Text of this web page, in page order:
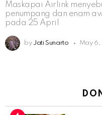
Maskapai Airlink
penumpang dan enam
pada 25 April
by Jati Sunarto May 6,